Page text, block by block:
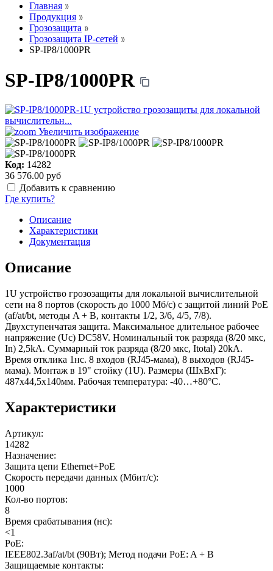
Главная
Продукция
Грозозащита
Грозозащита IP-сетей
SP-IP8/1000PR
SP-IP8/1000PR
Увеличить изображение
Код: 14282
36 576.00 руб
Добавить к сравнению
Где купить?
Описание
Характеристики
Документация
Описание
1U устройство грозозащиты для локальной вычислительной
сети на 8 портов (скорость до 1000 Мб/с) с защитой линий PoE
(af/at/bt, методы A + B, контакты 1/2, 3/6, 4/5, 7/8).
Двухступенчатая защита. Максимальное длительное рабочее
напряжение (Uс) DC58V. Номинальный ток разряда (8/20 мкс,
In) 2,5kA. Суммарный ток разряда (8/20 мкс, Itotal) 20kA.
Время отклика 1нс. 8 входов (RJ45-мама), 8 выходов (RJ45-
мама). Монтаж в 19" стойку (1U). Размеры (ШхВхГ):
487x44,5x140мм. Рабочая температура: -40…+80°С.
Характеристики
Артикул:
14282
Назначение:
Защита цепи Ethernet+PoE
Скорость передачи данных (Мбит/с):
1000
Кол-во портов:
8
Время срабатывания (нс):
<1
PoE:
IEEE802.3af/at/bt (90Вт); Метод подачи PoE: A + B
Защищаемые контакты: